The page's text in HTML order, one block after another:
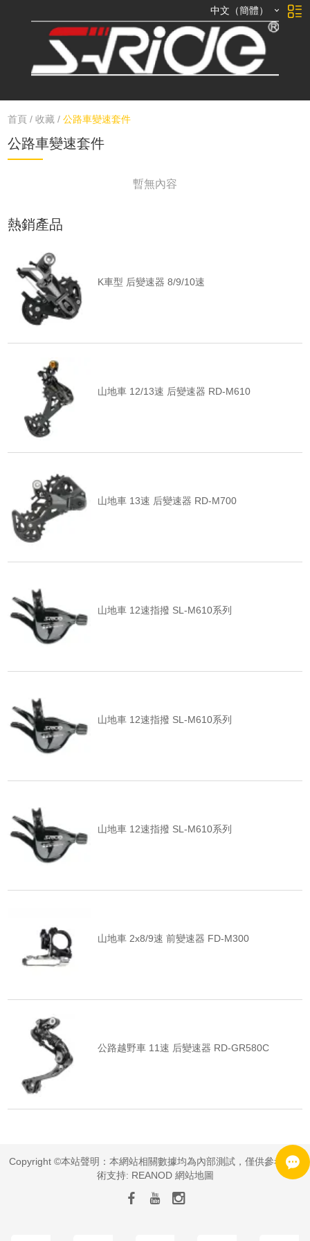
中文（簡體）
首頁 /收藏 /公路車變速套件
公路車變速套件
暫無內容
熱銷產品
K車型 后變速器 8/9/10速
山地車 12/13速 后變速器 RD-M610
山地車 13速 后變速器 RD-M700
山地車 12速指撥 SL-M610系列
山地車 12速指撥 SL-M610系列
山地車 12速指撥 SL-M610系列
山地車 2x8/9速 前變速器 FD-M300
公路越野車 11速 后變速器 RD-GR580C
Copyright ©本站聲明：本網站相關數據均為內部測試，僅供參考 | 技
術支持: REANOD 網站地圖